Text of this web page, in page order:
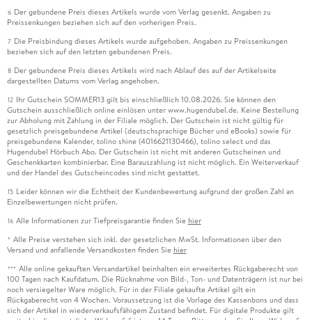
6 Der gebundene Preis dieses Artikels wurde vom Verlag gesenkt. Angaben zu
Preissenkungen beziehen sich auf den vorherigen Preis.
7 Die Preisbindung dieses Artikels wurde aufgehoben. Angaben zu Preissenkungen
beziehen sich auf den letzten gebundenen Preis.
8 Der gebundene Preis dieses Artikels wird nach Ablauf des auf der Artikelseite
dargestellten Datums vom Verlag angehoben.
12 Ihr Gutschein SOMMER13 gilt bis einschließlich 10.08.2026. Sie können den
Gutschein ausschließlich online einlösen unter www.hugendubel.de. Keine Bestellung
zur Abholung mit Zahlung in der Filiale möglich. Der Gutschein ist nicht gültig für
gesetzlich preisgebundene Artikel (deutschsprachige Bücher und eBooks) sowie für
preisgebundene Kalender, tolino shine (4016621130466), tolino select und das
Hugendubel Hörbuch Abo. Der Gutschein ist nicht mit anderen Gutscheinen und
Geschenkkarten kombinierbar. Eine Barauszahlung ist nicht möglich. Ein Weiterverkauf
und der Handel des Gutscheincodes sind nicht gestattet.
15 Leider können wir die Echtheit der Kundenbewertung aufgrund der großen Zahl an
Einzelbewertungen nicht prüfen.
16 Alle Informationen zur Tiefpreisgarantie finden Sie hier
* Alle Preise verstehen sich inkl. der gesetzlichen MwSt. Informationen über den
Versand und anfallende Versandkosten finden Sie hier
*** Alle online gekauften Versandartikel beinhalten ein erweitertes Rückgaberecht von
100 Tagen nach Kaufdatum. Die Rücknahme von Bild-, Ton- und Datenträgern ist nur bei
noch versiegelter Ware möglich. Für in der Filiale gekaufte Artikel gilt ein
Rückgaberecht von 4 Wochen. Voraussetzung ist die Vorlage des Kassenbons und dass
sich der Artikel in wiederverkaufsfähigem Zustand befindet. Für digitale Produkte gilt